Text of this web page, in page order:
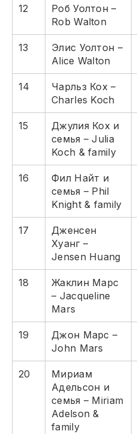
12
Роб Уолтон –
Rob Walton
13
Элис Уолтон –
Alice Walton
14
Чарльз Кох –
Charles Koch
15
Джулия Кох и
семья – Julia
Koch & family
16
Фил Найт и
семья – Phil
Knight & family
17
Дженсен
Хуанг –
Jensen Huang
18
Жаклин Марс
– Jacqueline
Mars
19
Джон Марс –
John Mars
20
Мириам
Адельсон и
семья – Miriam
Adelson &
family